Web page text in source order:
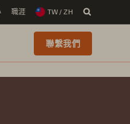
職涯 TW / ZH
聯繫我們